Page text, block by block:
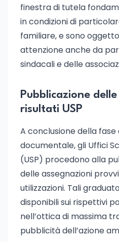
finestra di tutela
in condizioni di
familiare, e sono
attenzione anche da
sindacali e delle
Pubblicazione
risultati USP
A conclusione della
documentale, gli Uffici
(USP) procedono alla
delle assegnazioni
utilizzazioni. Tali
disponibili sui rispettivi
nell’ottica di massima
pubblicità dell’azione